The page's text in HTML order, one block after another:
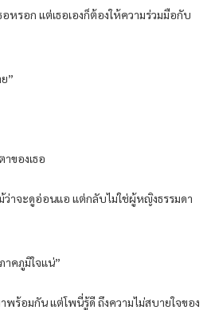
อหรอก แต่เธอเองก็ต้องให้ความร่วมมือกับ
”
าของเธอ
ว่าจะดูอ่อนแอ แต่กลับไม่ใช่ผู้หญิงธรรมดา
คภูมิใจแน่”
พร้อมกัน แต่โพนี่รู้ดี ถึงความไม่สบายใจของ